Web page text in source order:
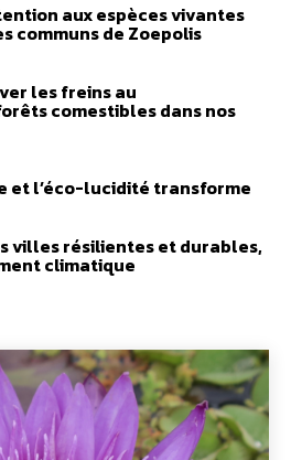
aux espèces vivantes
communs de Zoepolis
les freins au
comestibles dans nos
et l’éco-lucidité transforme
villes résilientes et durables,
climatique